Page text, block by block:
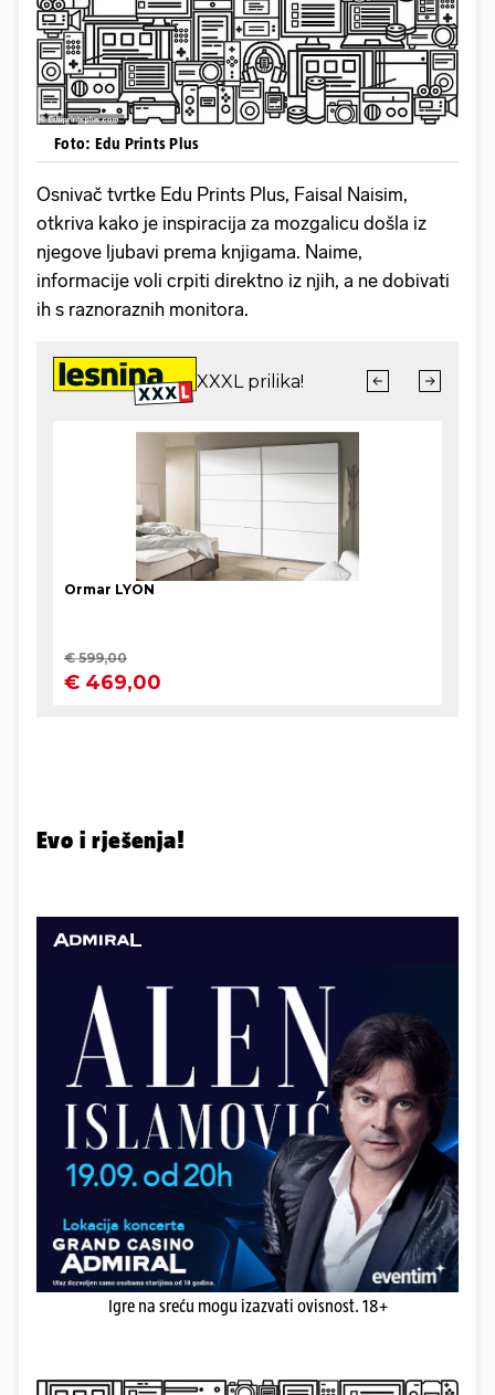
Foto: Edu Prints Plus
Osnivač tvrtke Edu Prints Plus, Faisal Naisim,
otkriva kako je inspiracija za mozgalicu došla iz
njegove ljubavi prema knjigama. Naime,
informacije voli crpiti direktno iz njih, a ne dobivati
ih s raznoraznih monitora.
Evo i rješenja!
Igre na sreću mogu izazvati ovisnost. 18+